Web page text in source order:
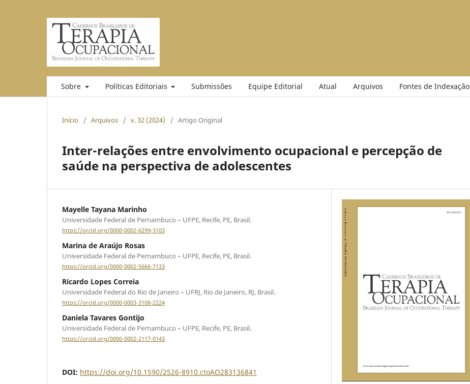
Sobre Políticas Editoriais Submissões Equipe Editorial Atual Arquivos Fontes de Indexação
Início / Arquivos / v. 32 (2024) / Artigo Original
Inter-relações entre envolvimento ocupacional e percepção de
saúde na perspectiva de adolescentes
Mayelle Tayana Marinho
Universidade Federal de Pernambuco – UFPE, Recife, PE, Brasil.
https://orcid.org/0000-0002-6299-3103
Marina de Araújo Rosas
Universidade Federal de Pernambuco – UFPE, Recife, PE, Brasil.
https://orcid.org/0000-0002-5666-7133
Ricardo Lopes Correia
Universidade Federal do Rio de Janeiro – UFRJ, Rio de Janeiro, RJ, Brasil.
https://orcid.org/0000-0003-3108-2224
Daniela Tavares Gontijo
Universidade Federal de Pernambuco – UFPE, Recife, PE, Brasil.
https://orcid.org/0000-0002-2117-0143
DOI: https://doi.org/10.1590/2526-8910.ctoAO283136841